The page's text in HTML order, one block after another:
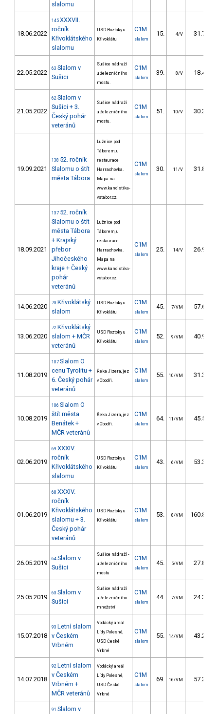
slalomu
18.06.2022
145 XXXVII.
ročník
Křivoklátského
slalomu
USD Roztoky u
Křivoklátu
C1M
slalom
15. 4/V 31.76
22.05.2022
63 Slalom v
Sušici
Sušice nádraží
u železničního
mostu.
C1M
slalom
39. 8/V 18.48
21.05.2022
62 Slalom v
Sušici + 3.
Český pohár
veteránů
Sušice nádraží
u železničního
mostu.
C1M
slalom
51. 10/V 30.31
19.09.2021
138 52. ročník
Slalomu o štít
města Tábora
Lužnice pod
Táborem, u
restaurace
Harrachovka.
Mapa na
www.kanoistika-
vstabor.cz.
C1M
slalom
30. 11/V 31.82
18.09.2021
137 52. ročník
Slalomu o štít
města Tábora
+ Krajský
přebor
Jihočeského
kraje + Český
pohár
veteránů
Lužnice pod
Táborem, u
restaurace
Harrachovka.
Mapa na
www.kanoistika-
vstabor.cz.
C1M
slalom
25. 14/V 26.97
14.06.2020 73 Křivoklátský
slalom
USD Roztoky u
Křivoklátu
C1M
slalom
45. 7/VM 57.63
13.06.2020
72 Křivoklátský
slalom + MČR
veteránů
USD Roztoky u
Křivoklátu
C1M
slalom
52. 9/VM 40.96
11.08.2019
107 Slalom O
cenu Tyrolitu +
6. Český pohár
veteránů
Řeka Jizera, jez
v Obodři.
C1M
slalom
55. 10/VM 31.35
10.08.2019
106 Slalom O
štít města
Benátek +
MČR veteránů
Řeka Jizera, jez
v Obodři.
C1M
slalom
64. 11/VM 45.55
02.06.2019
69 XXXIV.
ročník
Křivoklátského
slalomu
USD Roztoky u
Křivoklátu
C1M
slalom
43. 6/VM 53.32
01.06.2019
68 XXXIV.
ročník
Křivoklátského
slalomu + 3.
Český pohár
veteránů
USD Roztoky u
Křivoklátu
C1M
slalom
53. 8/VM 160.83
26.05.2019
64 Slalom v
Sušici
Sušice nádraží -
u železničního
mostu
C1M
slalom
45. 5/VM 27.85
25.05.2019
63 Slalom v
Sušici
Sušice nádraží
u železničního
množství
C1M
slalom
44. 7/VM 24.38
15.07.2018
93 Letní slalom
v Českém
Vrbném
Vodácký areál
Lídy Polesné,
USD České
Vrbné
C1M
slalom
55. 14/VM 43.20
14.07.2018
92 Letní slalom
v Českém
Vrbném +
MČR veteránů
Vodácký areál
Lídy Polesné,
USD České
Vrbné
C1M
slalom
69. 16/VM 57.26
91 Slalom v